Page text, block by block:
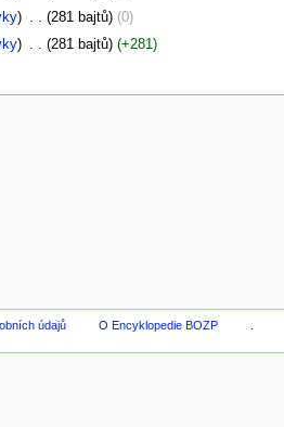
281 bajtů
0
281 bajtů +281
údajů O Encyklopedie BOZP